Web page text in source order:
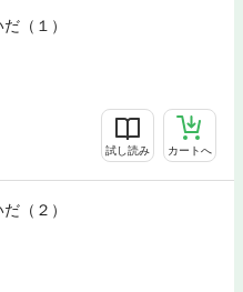
（１）
試し読み カートへ
（２）